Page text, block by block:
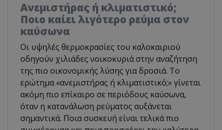
Ανεμιστήρας ή κλιματιστικό;
Ποιο καίει λιγότερο ρεύμα στον
καύσωνα
Οι υψηλές θερμοκρασίες του καλοκαιριού
οδηγούν χιλιάδες νοικοκυριά στην αναζήτηση
της πιο οικονομικής λύσης για δροσιά. Το
ερώτημα «ανεμιστήρας ή κλιματιστικό;» γίνεται
ακόμη πιο επίκαιρο σε περιόδους καύσωνα,
όταν η κατανάλωση ρεύματος αυξάνεται
σημαντικά. Ποια συσκευή είναι τελικά πιο